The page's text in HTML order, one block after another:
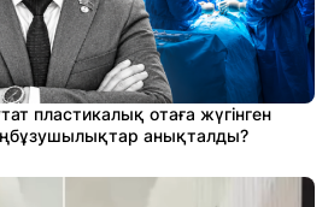
пластикалық отаға жүгінген
анықталды?